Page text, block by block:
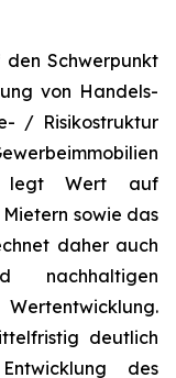
Schwerpunkt
von Handels-
/ Risikostruktur
legt Wert auf
sowie das
daher auch
nachhaltigen
deutlich
des